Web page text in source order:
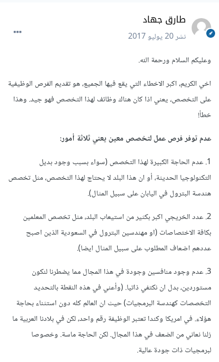
طارق جهاد
نشر20 يوليو 2017
وعليكم السلام ورحمة الله.
اخي الكريم، اكبر الاخطاء التي يقع فيها الجميع، هو تقديم الفرص الوظيفية
على التخصص، يعني اذا كان هناك وظائف لهذا التخصص فهو جيد. وهذا
خطأ!
عدم توفر فرص عمل لتخصص معين يعني ثلاثة أمور:
1. عدم الحاجة الكبيرة لهذا التخصص (سواء بسبب وجود بديل
التكنولوجيا الحديثة، أو ان هذا البلد لا يحتاج لهذا التخصص، مثل تخصص
هندسة البترول في اليابان على سبيل المثال).
2. عدد الخريجي اكبر بكثير من استيعاب البلد، مثل تخصص المعلمين
بكافة الاختصاصات (او مهندسين البترول في السعودية الذين اصبح
عددهم اضعاف المطلوب على سبيل المثال ايضا).
3. عدم وجود منافسين وجودة في هذا المجال مما يضطرنا لنكون
مستوردين، بدل ان نكتفي ذاتيا. (وأعني في هذه النقطة بالتحديد
التخصصات كهندسة البرمجيات) حيث ان العالم كله دون استثناء بحاجة
هؤلاء. في امريكا وكندا تعتبر الوظيفة رقم واحد، لكن في بلادنا العربية ما
زلنا نعاني من الضعف في هذا المجال. لكن الحاجة ماسة. وخصوصا
لبرمجيات ذات جودة عالية.